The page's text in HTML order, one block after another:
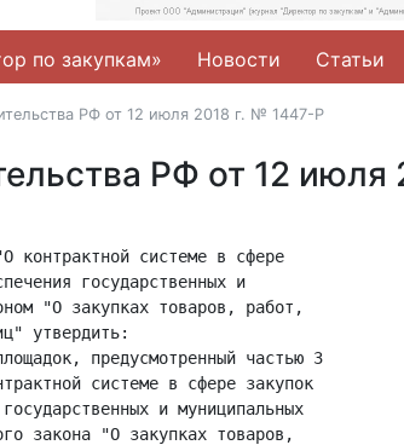
по закупкам» Новости Статьи
РФ от 12 июля 2018 г. № 1447-Р
РФ от 12 июля
контрактной системе в сфере
государственных и
"О закупках товаров, работ,
утвердить:
предусмотренный частью 3
системе в сфере закупок
и муниципальных
закона "О закупках товаров,